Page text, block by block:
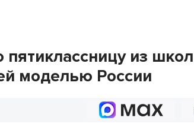
пятиклассницу из
моделью России